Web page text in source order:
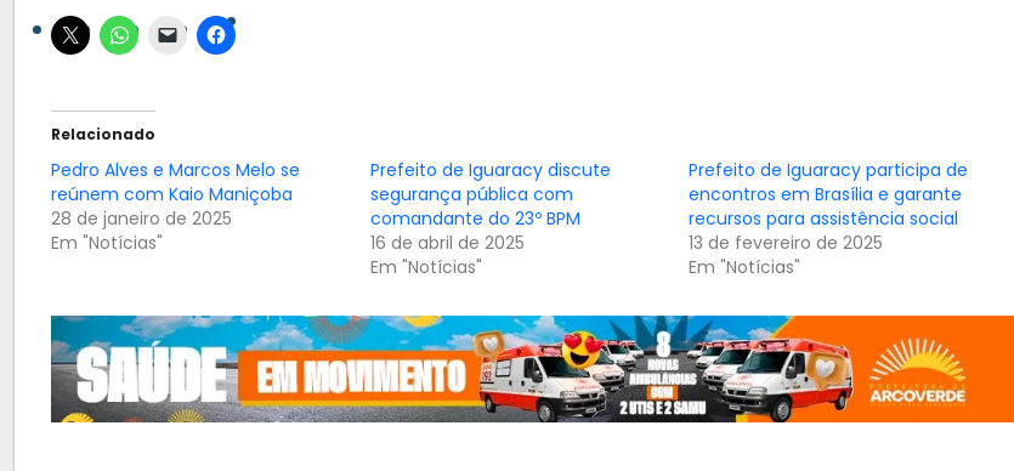
Relacionado
Pedro Alves e Marcos Melo se
reúnem com Kaio Maniçoba
28 de janeiro de 2025
Em "Notícias"
Prefeito de Iguaracy discute
segurança pública com
comandante do 23º BPM
16 de abril de 2025
Em "Notícias"
Prefeito de Iguaracy participa de
encontros em Brasília e garante
recursos para assistência social
13 de fevereiro de 2025
Em "Notícias"